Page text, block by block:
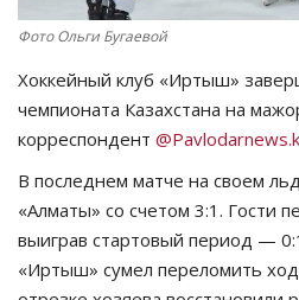
Курултай
Язык
Қазақша Русский
Фото Ольги Бугаевой
Хоккейный клуб «Иртыш»
чемпионата Казахстана на
корреспондент
В последнем матче на своем
«Алматы» со счетом 3:1. Гости
выиграв стартовый период —
«Иртыш» сумел переломить